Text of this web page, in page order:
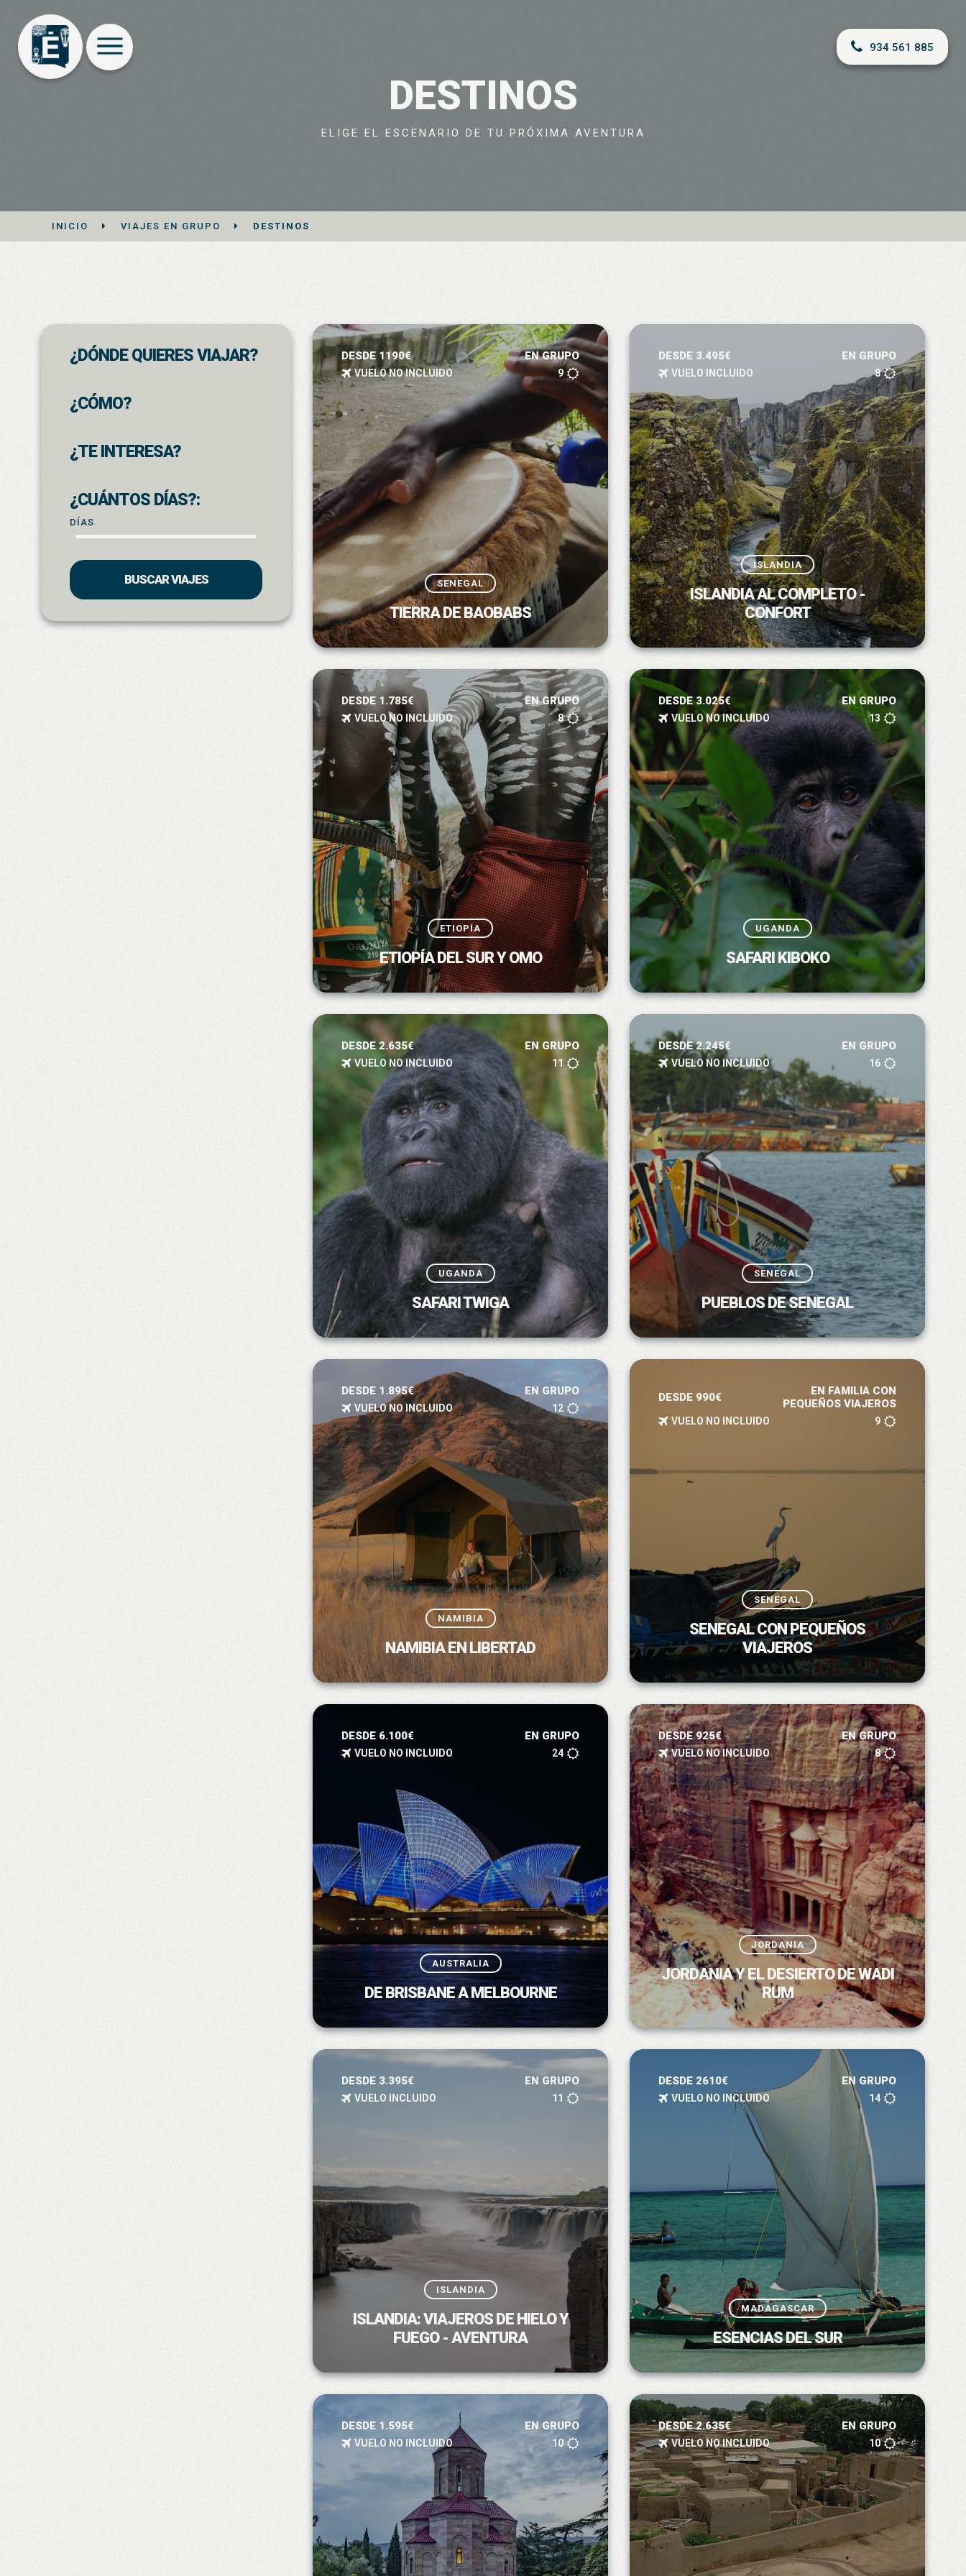
934 561 885
DESTINOS
ELIGE EL ESCENARIO DE TU PRÓXIMA AVENTURA
INICIO VIAJES EN GRUPO DESTINOS
¿DÓNDE QUIERES VIAJAR?
¿CÓMO?
¿TE INTERESA?
¿CUÁNTOS DÍAS?:
DÍAS
BUSCAR VIAJES
DESDE 1190€ EN GRUPO
VUELO NO INCLUIDO 9
SENEGAL
TIERRA DE BAOBABS
DESDE 3.495€ EN GRUPO
VUELO INCLUIDO 8
ISLANDIA
ISLANDIA AL COMPLETO -
CONFORT
DESDE 1.785€ EN GRUPO
VUELO NO INCLUIDO 8
ETIOPÍA
ETIOPÍA DEL SUR Y OMO
DESDE 3.025€ EN GRUPO
VUELO NO INCLUIDO 13
UGANDA
SAFARI KIBOKO
DESDE 2.635€ EN GRUPO
VUELO NO INCLUIDO 11
UGANDA
SAFARI TWIGA
DESDE 2.245€ EN GRUPO
VUELO NO INCLUIDO 16
SENEGAL
PUEBLOS DE SENEGAL
DESDE 1.895€ EN GRUPO
VUELO NO INCLUIDO 12
NAMIBIA
NAMIBIA EN LIBERTAD
DESDE 990€
EN FAMILIA CON
PEQUEÑOS VIAJEROS
VUELO NO INCLUIDO 9
SENEGAL
SENEGAL CON PEQUEÑOS
VIAJEROS
DESDE 6.100€ EN GRUPO
VUELO NO INCLUIDO 24
AUSTRALIA
DE BRISBANE A MELBOURNE
DESDE 925€ EN GRUPO
VUELO NO INCLUIDO 8
JORDANIA
JORDANIA Y EL DESIERTO DE WADI
RUM
DESDE 3.395€ EN GRUPO
VUELO INCLUIDO 11
ISLANDIA
ISLANDIA: VIAJEROS DE HIELO Y
FUEGO - AVENTURA
DESDE 2610€ EN GRUPO
VUELO NO INCLUIDO 14
MADAGASCAR
ESENCIAS DEL SUR
DESDE 1.595€ EN GRUPO
VUELO NO INCLUIDO 10
DESDE 2.635€ EN GRUPO
VUELO NO INCLUIDO 10